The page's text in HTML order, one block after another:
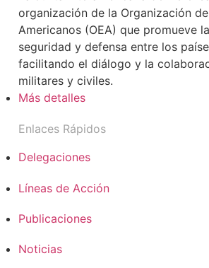
organización de la Organización
Americanos (OEA) que promueve
seguridad y defensa entre los
facilitando el diálogo y la
militares y civiles.
Más detalles
Enlaces Rápidos
Delegaciones
Líneas de Acción
Publicaciones
Noticias